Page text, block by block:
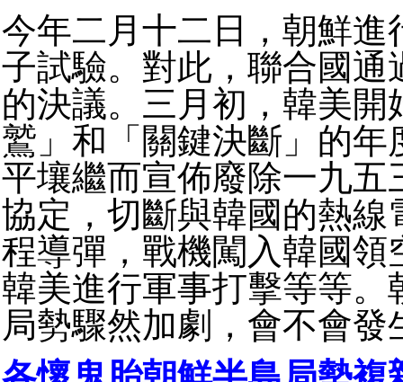
今年二月十二日，朝鮮進
子試驗。對此，聯合國通
的決議。三月初，韓美開
鷲」和「關鍵決斷」的年
平壤繼而宣佈廢除一九五
協定，切斷與韓國的熱線
程導彈，戰機闖入韓國領
韓美進行軍事打擊等等。
局勢驟然加劇，會不會發